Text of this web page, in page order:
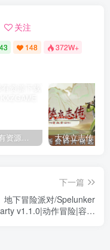
关注
43 148 372W+
SVIP专属稀有资源下载 – 持续更新中
下一篇
地下冒险派对/Spelunker
v1.1.0|动作冒险|容量